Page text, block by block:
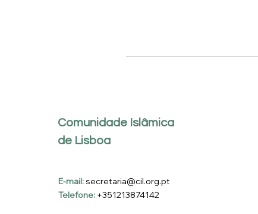
Comunidade Islâmica
de Lisboa
E-mail:secretaria@cil.org.pt
Telefone: +351213874142